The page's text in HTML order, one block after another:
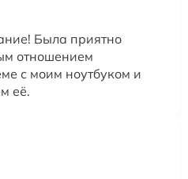
Была приятно
отношением
с моим ноутбуком и
её.